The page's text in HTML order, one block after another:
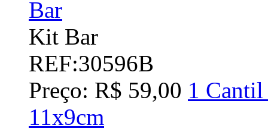
Kit Bar
REF:30596B
Preço: R$ 59,00 1
11x9cm